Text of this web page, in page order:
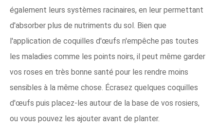
également leurs systèmes racinaires, en leur permettant
d'absorber plus de nutriments du sol. Bien que
l'application de coquilles d'œufs n'empêche pas toutes
les maladies comme les points noirs, il peut même garder
vos roses en très bonne santé pour les rendre moins
sensibles à la même chose. Écrasez quelques coquilles
d'œufs puis placez-les autour de la base de vos rosiers,
ou vous pouvez les ajouter avant de planter.